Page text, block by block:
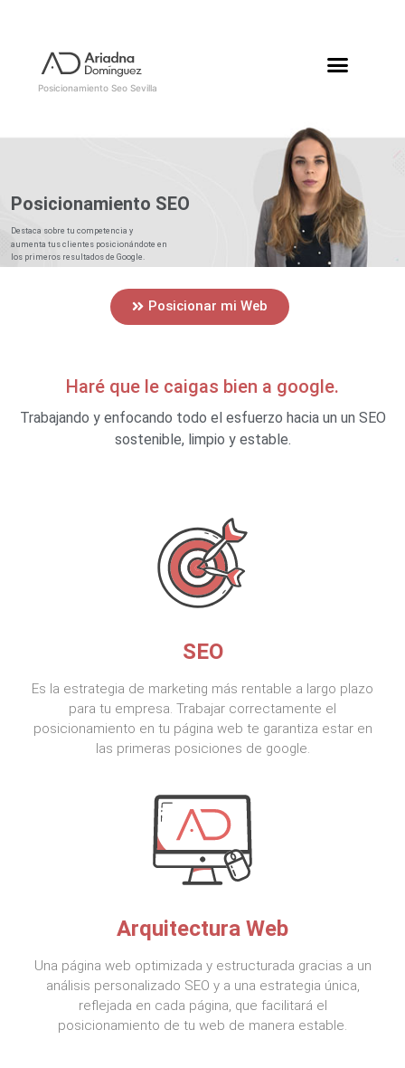
Posicionamiento Seo Sevilla
Posicionamiento SEO
Destaca sobre tu competencia y
aumenta tus clientes posicionándote en
los primeros resultados de Google.
Posicionar mi Web
Haré que le caigas bien a google.
Trabajando y enfocando todo el esfuerzo hacia un un SEO
sostenible, limpio y estable.
SEO
Es la estrategia de marketing más rentable a largo plazo
para tu empresa. Trabajar correctamente el
posicionamiento en tu página web te garantiza estar en
las primeras posiciones de google.
Arquitectura Web
Una página web optimizada y estructurada gracias a un
análisis personalizado SEO y a una estrategia única,
reflejada en cada página, que facilitará el
posicionamiento de tu web de manera estable.